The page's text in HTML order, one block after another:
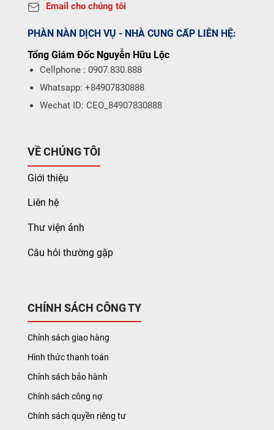
Email cho chúng tôi
PHÀN NÀN DỊCH VỤ - NHÀ CUNG CẤP LIÊN HỆ:
Tổng Giám Đốc Nguyễn Hữu Lộc
Cellphone : 0907.830.888
Whatsapp: +84907830888
Wechat ID: CEO_84907830888
VỀ CHÚNG TÔI
Giới thiệu
Liên hệ
Thư viện ảnh
Câu hỏi thường gặp
CHÍNH SÁCH CÔNG TY
Chính sách giao hàng
Hình thức thanh toán
Chính sách bảo hành
Chính sách công nợ
Chính sách quyền riêng tư